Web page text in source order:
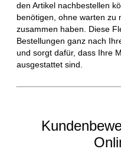
den Artikel nachbestellen
benötigen, ohne warten zu
zusammen haben. Diese
Bestellungen ganz nach
und sorgt dafür, dass Ihre
ausgestattet sind.